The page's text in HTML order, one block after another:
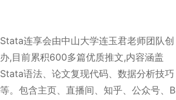
Stata连享会由中山大学连玉君老师团队创
办,目前累积600多篇优质推文,内容涵盖
Stata语法、论文复现代码、数据分析技巧
等。包含主页、直播间、知乎、公众号、B